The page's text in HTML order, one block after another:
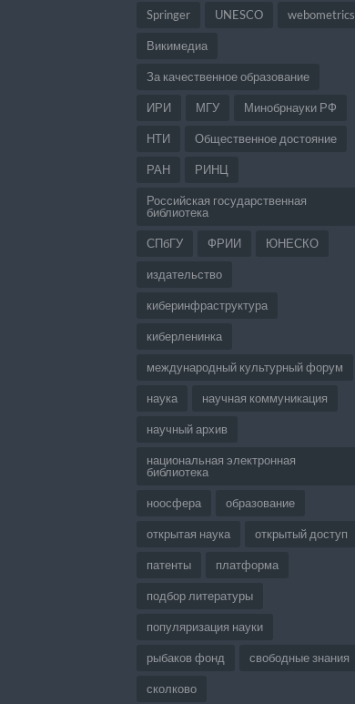
Springer UNESCO webometrics
Викимедиа
За качественное образование
ИРИ МГУ Минобрнауки РФ
НТИ Общественное достояние
РАН РИНЦ
Российская государственная
библиотека
СПбГУ ФРИИ ЮНЕСКО
издательство
киберинфраструктура
киберленинка
международный культурный форум
наука научная коммуникация
научный архив
национальная электронная
библиотека
ноосфера образование
открытая наука открытый доступ
патенты платформа
подбор литературы
популяризация науки
рыбаков фонд свободные знания
сколково